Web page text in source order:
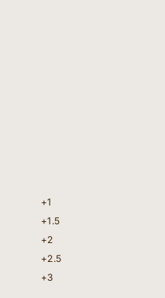
+1
+1.5
+2
+2.5
+3